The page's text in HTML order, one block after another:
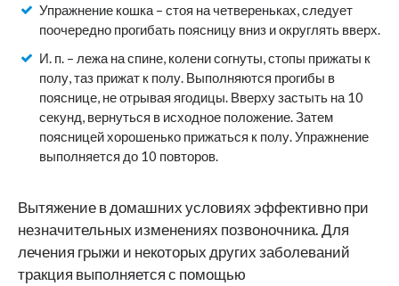
Упражнение кошка – стоя на четвереньках, следует
поочередно прогибать поясницу вниз и округлять вверх.
И. п. – лежа на спине, колени согнуты, стопы прижаты к
полу, таз прижат к полу. Выполняются прогибы в
пояснице, не отрывая ягодицы. Вверху застыть на 10
секунд, вернуться в исходное положение. Затем
поясницей хорошенько прижаться к полу. Упражнение
выполняется до 10 повторов.
Вытяжение в домашних условиях эффективно при
незначительных изменениях позвоночника. Для
лечения грыжи и некоторых других заболеваний
тракция выполняется с помощью